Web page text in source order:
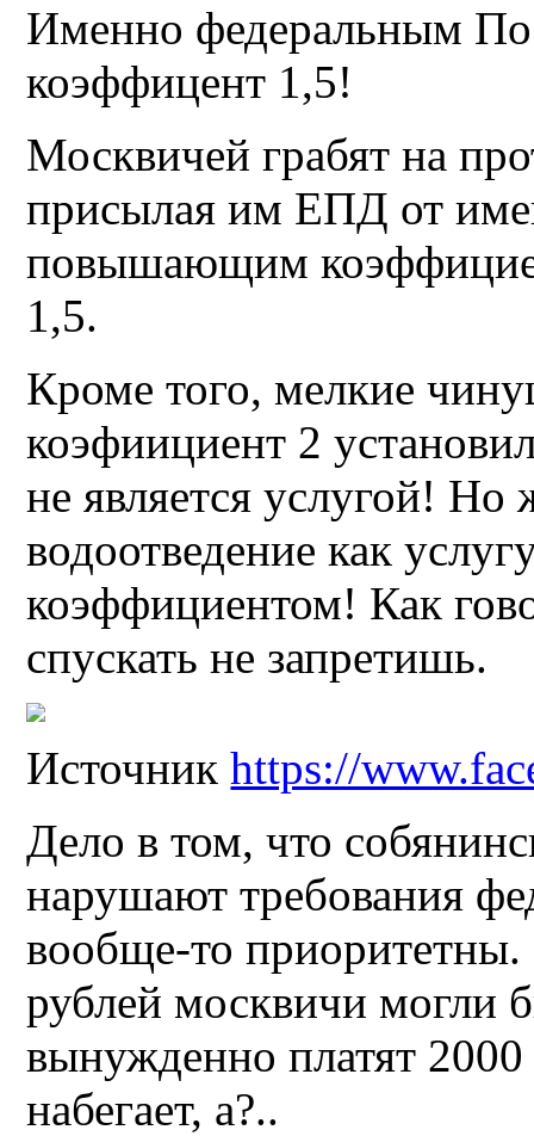
Именно федеральным
коэффицент 1,5!
Москвичей грабят на
присылая им ЕПД от
повышающим
1,5.
Кроме того, мелкие
коэфиициент 2
не является услугой! Но
водоотведение как
коэффициентом! Как
спускать не запретишь.
Источникhttps://
Дело в том, что
нарушают требования
вообще-то
рублей москвичи могли
вынужденно платят
набегает, а?..